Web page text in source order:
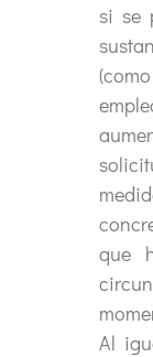
si se
que
Al